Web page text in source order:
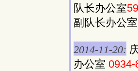
队长办公室
副队长办公室
2014-11-20:
办公室 0934-